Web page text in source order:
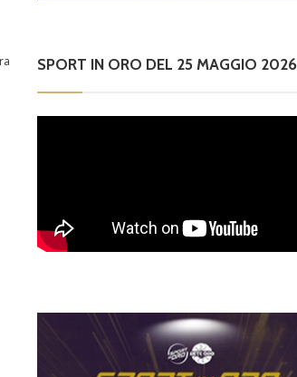
SPORT IN ORO DEL 25 MAGGIO 2026